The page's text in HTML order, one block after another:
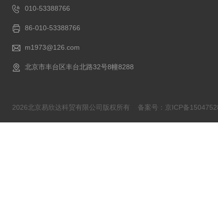
010-53388766
86-010-53388766
m1973@126.com
北京市丰台区丰台北路32号8幢8288
2026北京易欣达科贸有限公司版权所有 备案号：京ICP备